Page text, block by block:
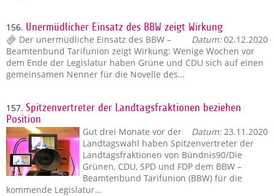
156. Unermüdlicher Einsatz des BBW zeigt Wirkung
Datum:02.12.2020
Der unermüdliche Einsatz des BBW –
Beamtenbund Tarifunion zeigt Wirkung: Wenige Wochen vor
dem Ende der Legislatur haben Grüne und CDU sich auf einen
gemeinsamen Nenner für die Novelle des…
157. Spitzenvertreter der Landtagsfraktionen beziehen
Position
Datum:23.11.2020
Gut drei Monate vor der
Landtagswahl haben Spitzenvertreter der
Landtagsfraktionen von Bündnis90/Die
Grünen, CDU, SPD und FDP dem BBW –
Beamtenbund Tarifunion (BBW) für die
kommende Legislatur…